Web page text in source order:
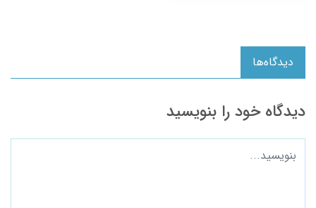
دیدگاه‌ها
دیدگاه خود را بنویسید